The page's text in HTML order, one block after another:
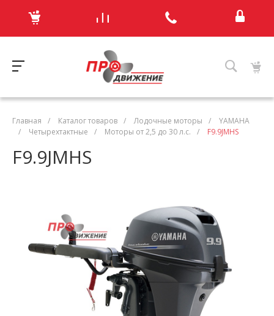
Главная / Каталог товаров / Лодочные моторы /
YAMAHA
/
Четырехтактные / Моторы от 2,5 до 30 л.с. / F9.9JMHS
F9.9JMHS